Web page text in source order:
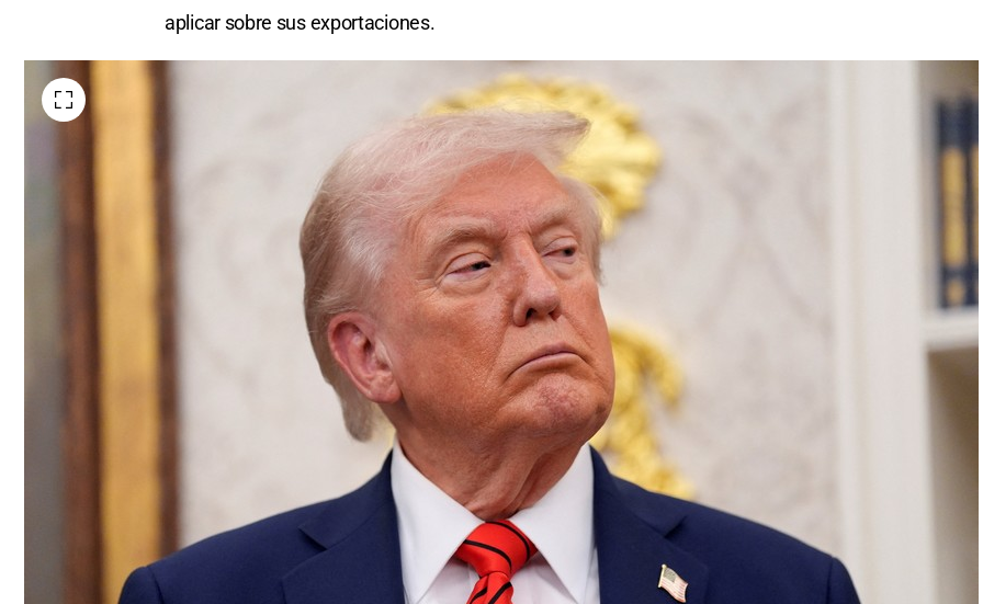
aplicar sobre sus exportaciones.